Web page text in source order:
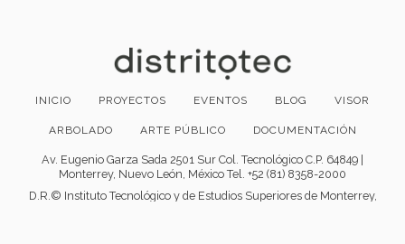
INICIO PROYECTOS EVENTOS BLOG VISOR
ARBOLADO ARTE PÚBLICO DOCUMENTACIÓN
Av. Eugenio Garza Sada 2501 Sur Col. Tecnológico C.P. 64849 |
Monterrey, Nuevo León, México Tel. +52 (81) 8358-2000
D.R.© Instituto Tecnológico y de Estudios Superiores de Monterrey,